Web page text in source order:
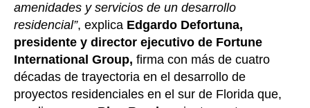
amenidades y servicios de un desarrollo
residencial”, explica Edgardo Defortuna,
presidente y director ejecutivo de Fortune
International Group, firma con más de cuatro
décadas de trayectoria en el desarrollo de
proyectos residenciales en el sur de Florida que,